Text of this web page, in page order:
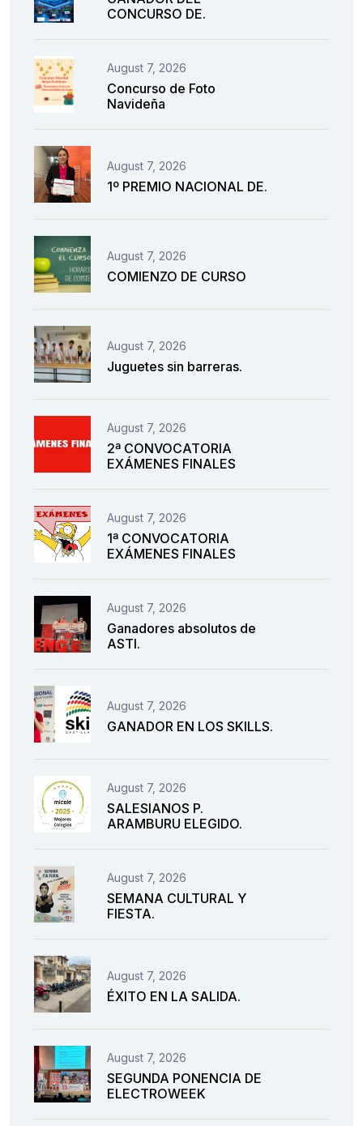
CONCURSO DE.
August 7, 2026
Concurso de Foto
Navideña
August 7, 2026
1º PREMIO NACIONAL DE.
August 7, 2026
COMIENZO DE CURSO
August 7, 2026
Juguetes sin barreras.
August 7, 2026
2ª CONVOCATORIA
EXÁMENES FINALES
August 7, 2026
1ª CONVOCATORIA
EXÁMENES FINALES
August 7, 2026
Ganadores absolutos de
ASTI.
August 7, 2026
GANADOR EN LOS SKILLS.
August 7, 2026
SALESIANOS P.
ARAMBURU ELEGIDO.
August 7, 2026
SEMANA CULTURAL Y
FIESTA.
August 7, 2026
ÉXITO EN LA SALIDA.
August 7, 2026
SEGUNDA PONENCIA DE
ELECTROWEEK